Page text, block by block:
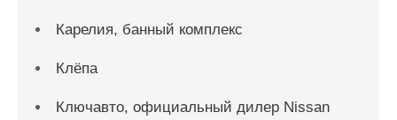
Карелия, банный комплекс
Клёпа
Ключавто, официальный дилер Nissan